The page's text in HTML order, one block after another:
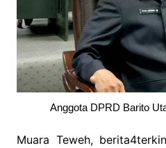
Anggota DPRD Barito
Muara Teweh,